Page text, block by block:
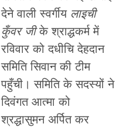
देने वाली स्वर्गीय लाइची
कुँवर जीके श्राद्धकर्म में
रविवार को दधीचि देहदान
समिति सिवान की टीम
पहुँची। समिति के सदस्यों ने
दिवंगत आत्मा को
श्रद्धासुमन अर्पित कर